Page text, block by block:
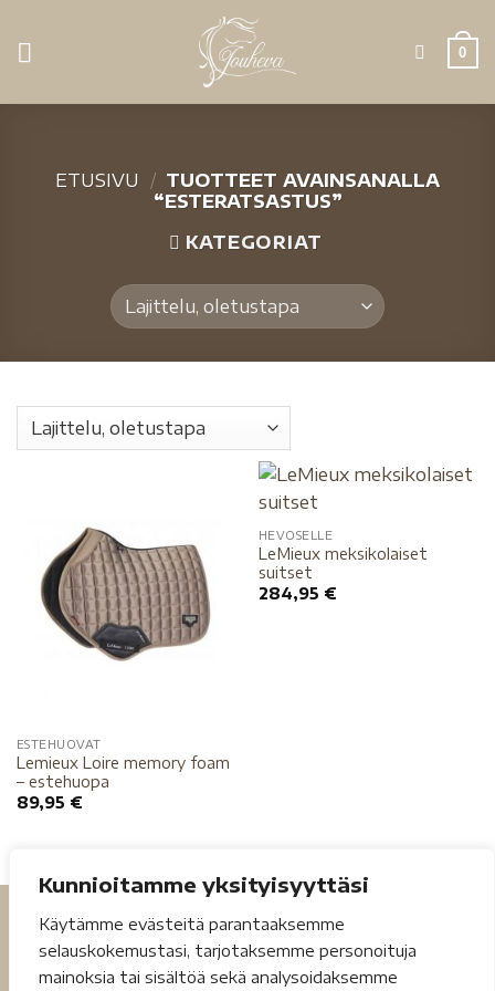
Kunnioitamme yksityisyyttäsi
Käytämme evästeitä parantaaksemme
selauskokemustasi, tarjotaksemme personoituja
mainoksia tai sisältöä sekä analysoidaksemme
0
ETUSIVU / TUOTTEET AVAINSANALLA
“ESTERATSASTUS”
KATEGORIAT
ESTEHUOVAT
Lemieux Loire memory foam
– estehuopa
89,95 €
HEVOSELLE
LeMieux meksikolaiset
suitset
284,95 €